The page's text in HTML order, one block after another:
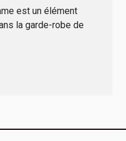
est un élément
la garde-robe de